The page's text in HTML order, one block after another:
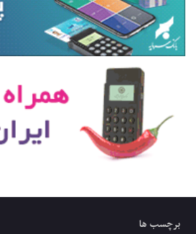
برچسب ها